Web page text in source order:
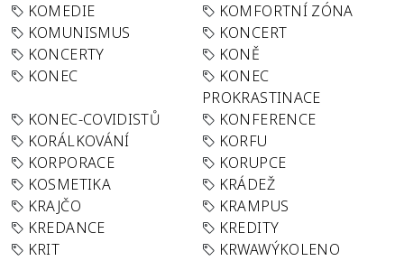
KOMEDIE
KOMFORTNÍ ZÓNA
KOMUNISMUS
KONCERT
KONCERTY
KONĚ
KONEC
KONEC
PROKRASTINACE
KONEC-COVIDISTŮ
KONFERENCE
KORÁLKOVÁNÍ
KORFU
KORPORACE
KORUPCE
KOSMETIKA
KRÁDEŽ
KRAJČO
KRAMPUS
KREDANCE
KREDITY
KRIT
KRWAWÝKOLENO